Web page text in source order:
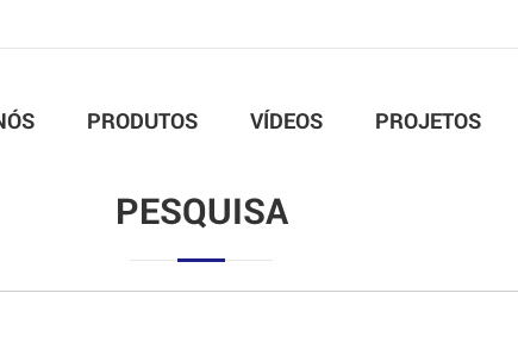
PRODUTOS VÍDEOS PROJETOS
PESQUISA